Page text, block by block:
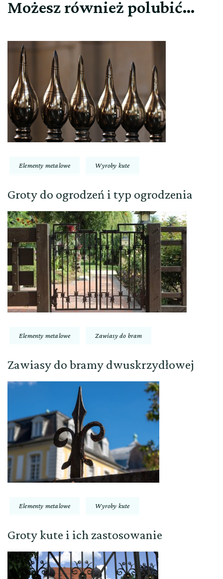
Możesz również polubić…
Elementy metalowe Wyroby kute
Groty do ogrodzeń i typ ogrodzenia
Elementy metalowe Zawiasy do bram
Zawiasy do bramy dwuskrzydłowej
Elementy metalowe Wyroby kute
Groty kute i ich zastosowanie